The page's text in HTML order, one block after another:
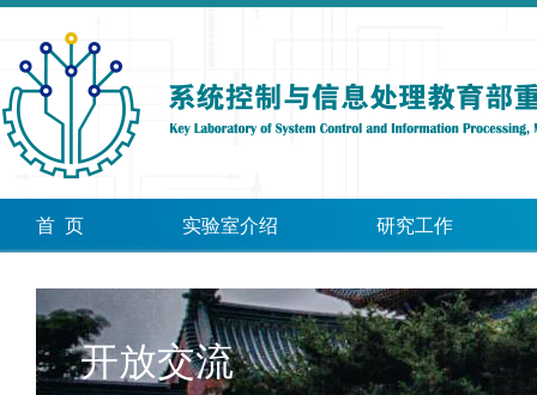
首 页 实验室介绍 研究工作
开放交流